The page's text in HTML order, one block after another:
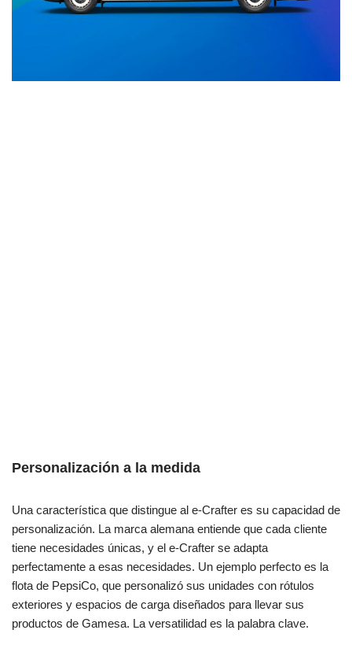
Personalización a la medida
Una característica que distingue al e-Crafter es su capacidad de
personalización. La marca alemana entiende que cada cliente
tiene necesidades únicas, y el e-Crafter se adapta
perfectamente a esas necesidades. Un ejemplo perfecto es la
flota de PepsiCo, que personalizó sus unidades con rótulos
exteriores y espacios de carga diseñados para llevar sus
productos de Gamesa. La versatilidad es la palabra clave.